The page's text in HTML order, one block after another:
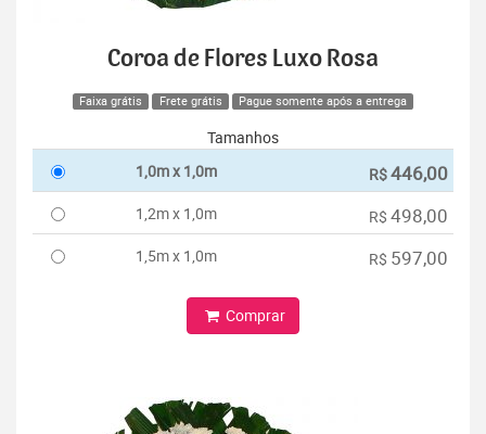
Coroa de Flores Luxo Rosa
Faixa grátis Frete grátis Pague somente após a entrega
Tamanhos
1,0m x 1,0m
R$446,00
1,2m x 1,0m R$ 498,00
1,5m x 1,0m R$ 597,00
Comprar